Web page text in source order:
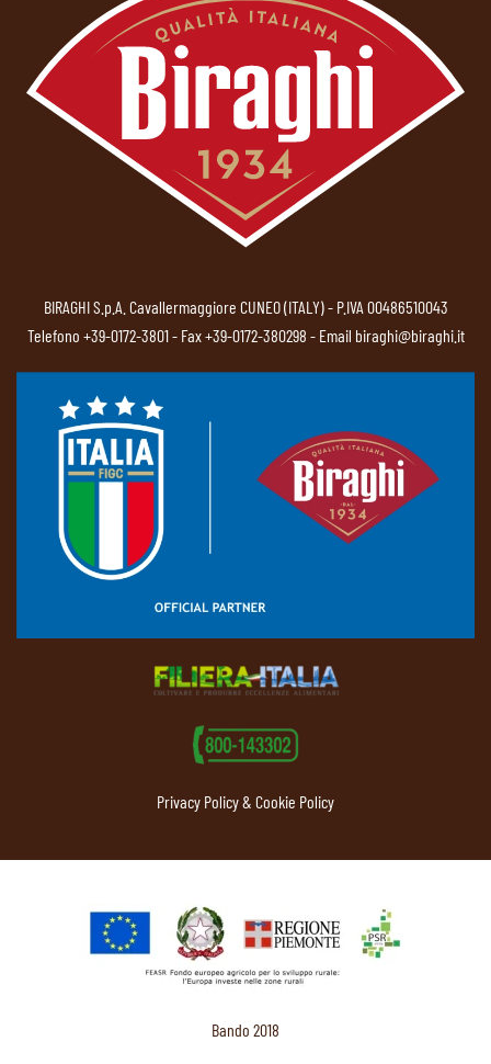
BIRAGHI S.p.A. Cavallermaggiore CUNEO (ITALY) - P.IVA 00486510043
Telefono +39-0172-3801- Fax +39-0172-380298 - Email biraghi@biraghi.it
Privacy Policy & Cookie Policy
Bando 2018